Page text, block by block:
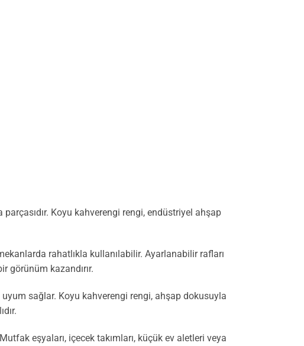
Koyu kahverengi rengi, endüstriyel ahşap
rahatlıkla kullanılabilir. Ayarlanabilir rafları
görünüm kazandırır.
sağlar. Koyu kahverengi rengi, ahşap dokusuyla
eşyaları, içecek takımları, küçük ev aletleri veya